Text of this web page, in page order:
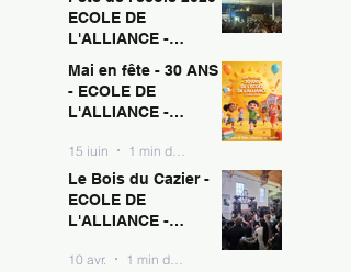
ECOLE DE
L'ALLIANCE -
SAMBRE
15 juin 1 min de lecture
Mai en fête - 30 ANS !
- ECOLE DE
L'ALLIANCE -
SAMBRE
15 juin
Le Bois du Cazier -
ECOLE DE
L'ALLIANCE -
SAMBRE
10 avr.